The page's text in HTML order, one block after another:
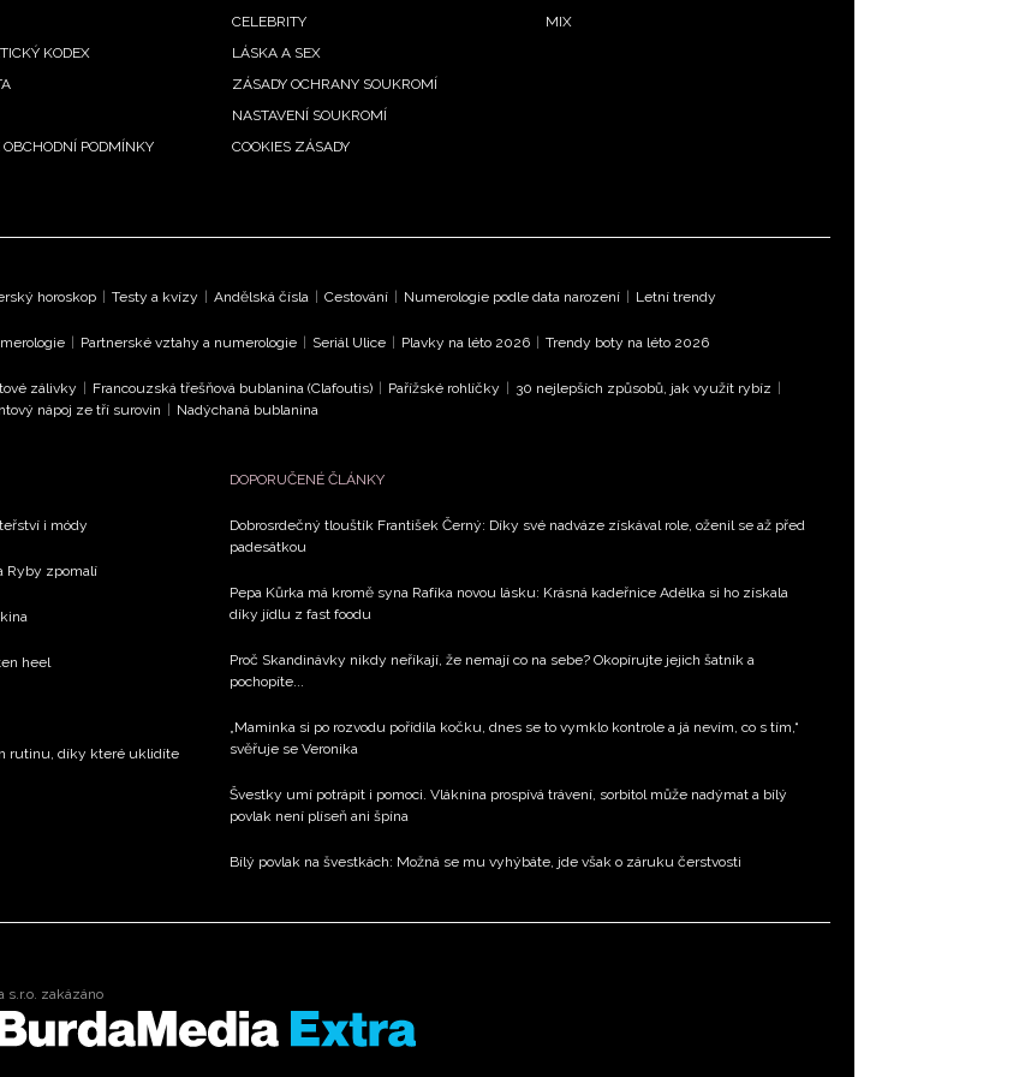
KODEX
OBCHODNÍ PODMÍNKY
CELEBRITY
LÁSKA A SEX
ZÁSADY OCHRANY SOUKROMÍ
NASTAVENÍ SOUKROMÍ
COOKIES ZÁSADY
MIX
horoskop | Testy a kvízy | Andělská čísla | Cestování | Numerologie podle data narození | Letní trendy
| Partnerské vztahy a numerologie | Seriál Ulice | Plavky na léto 2026 | Trendy boty na léto 2026
zálivky | Francouzská třešňová bublanina (Clafoutis) | Pařížské rohlíčky | 30 nejlepších způsobů, jak využít rybíz |
nápoj ze tří surovin | Nadýchaná bublanina
i módy
Ryby zpomalí
heel
rutinu, díky které uklidíte
DOPORUČENÉ ČLÁNKY
Dobrosrdečný tlouštík František Černý: Díky své nadváze získával role, oženil se až před
padesátkou
Pepa Kůrka má kromě syna Rafíka novou lásku: Krásná kadeřnice Adélka si ho získala
díky jídlu z fast foodu
Proč Skandinávky nikdy neříkají, že nemají co na sebe? Okopírujte jejich šatník a
pochopíte...
„Maminka si po rozvodu pořídila kočku, dnes se to vymklo kontrole a já nevím, co s tím,“
svěřuje se Veronika
Švestky umí potrápit i pomoci. Vláknina prospívá trávení, sorbitol může nadýmat a bílý
povlak není plíseň ani špína
Bílý povlak na švestkách: Možná se mu vyhýbáte, jde však o záruku čerstvosti
s.r.o. zakázáno